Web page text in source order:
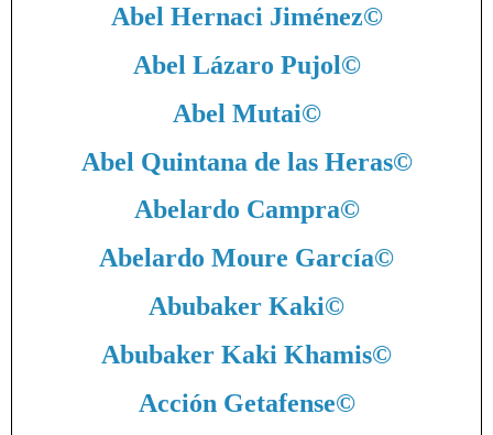
Abel Hernaci Jiménez©
Abel Lázaro Pujol©
Abel Mutai©
Abel Quintana de las Heras©
Abelardo Campra©
Abelardo Moure García©
Abubaker Kaki©
Abubaker Kaki Khamis©
Acción Getafense©